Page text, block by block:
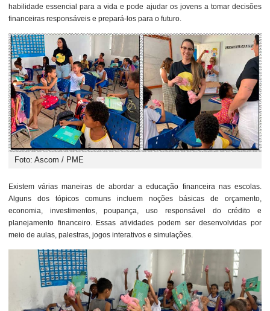
habilidade essencial para a vida e pode ajudar os jovens a tomar decisões
financeiras responsáveis e prepará-los para o futuro.
Foto: Ascom / PME
Existem várias maneiras de abordar a educação financeira nas escolas.
Alguns dos tópicos comuns incluem noções básicas de orçamento,
economia, investimentos, poupança, uso responsável do crédito e
planejamento financeiro. Essas atividades podem ser desenvolvidas por
meio de aulas, palestras, jogos interativos e simulações.